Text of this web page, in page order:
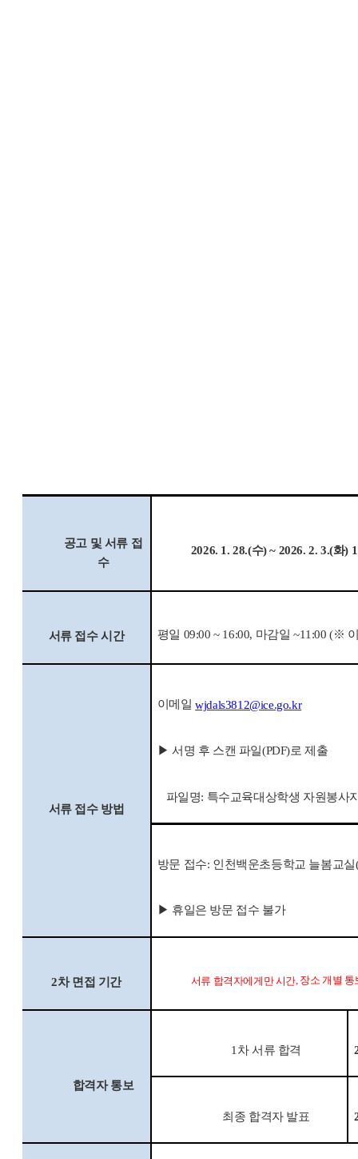
공고 및 서류 접
수
2026. 1. 28.(수) ~ 2026. 2. 3.(화)
서류 접수 시간 평일 09:00 ~ 16:00, 마감일 ~11:00 (※
서류 접수 방법
이메일wjdals3812@ice.go.kr
▶ 서명 후 스캔 파일(PDF)로 제출
파일명: 특수교육대상학생 자원봉사
방문 접수: 인천백운초등학교 늘봄교실
▶ 휴일은 방문 접수 불가
2차 면접 기간 서류 합격자에게만 시간, 장소 개별 통
합격자 통보
1 차 서류 합격
최종 합격자 발표